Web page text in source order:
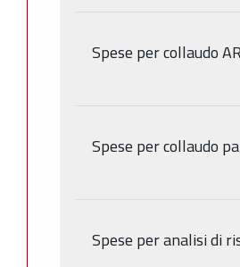
Spese per collaudo
Spese per collaudo
Spese per analisi di